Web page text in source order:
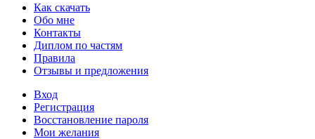
Как скачать
Обо мне
Контакты
Диплом по частям
Правила
Отзывы и предложения
Вход
Регистрация
Восстановление пароля
Мои желания